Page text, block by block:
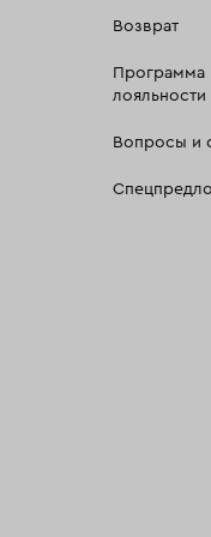
Возврат
Программа
лояльности
Вопросы и